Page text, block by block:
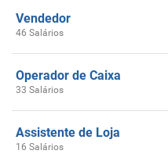
Vendedor
46 Salários
Operador de Caixa
33 Salários
Assistente de Loja
16 Salários